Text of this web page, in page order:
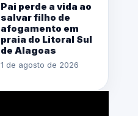
Pai perde a vida ao
salvar filho de
afogamento em
praia do Litoral Sul
de Alagoas
1 de agosto de 2026